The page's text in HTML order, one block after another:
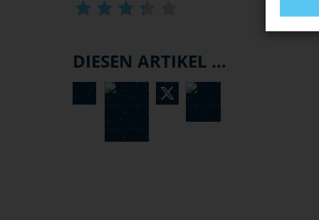
DIESEN ARTIKEL ...